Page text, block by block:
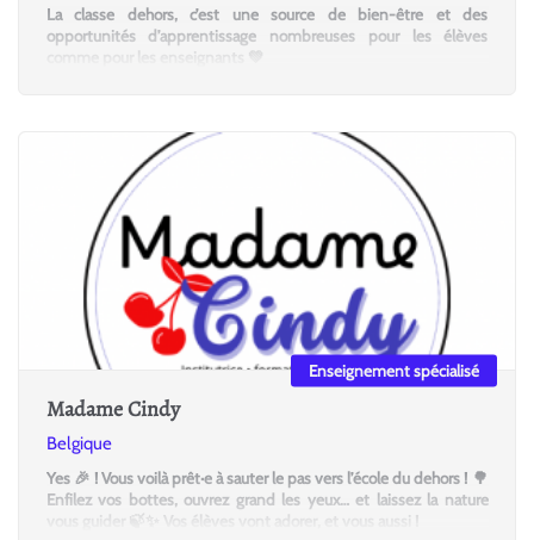
La classe dehors, c’est une source de bien-être et des
opportunités d’apprentissage nombreuses pour les élèves
comme pour les enseignants 💚
Madame Cindy
Belgique
Yes 🎉 ! Vous voilà prêt·e à sauter le pas vers l’école du dehors ! 🌳
Enfilez vos bottes, ouvrez grand les yeux… et laissez la nature
vous guider 🍃✨ Vos élèves vont adorer, et vous aussi !
Enseignement spécialisé